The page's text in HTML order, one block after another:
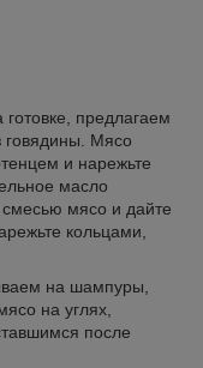
предлагаем
говядины. Мясо
и нарежьте
масло
мясо и дайте
кольцами,
на шампуры,
на углях,
после